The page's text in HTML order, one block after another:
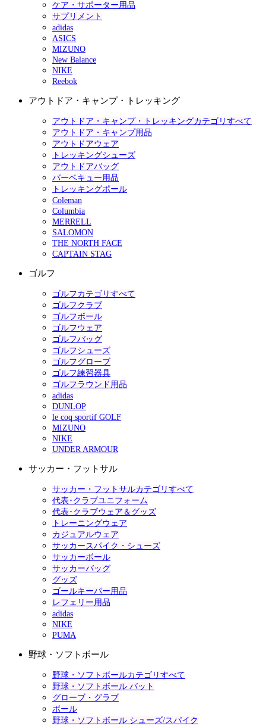
ケア・サポーター用品
サプリメント
adidas
ASICS
MIZUNO
New Balance
NIKE
Reebok
アウトドア・キャンプ・トレッキング
アウトドア・キャンプ・トレッキングカテゴリすべて
アウトドア・キャンプ用品
アウトドアウェア
トレッキングシューズ
アウトドアバッグ
バーベキュー用品
トレッキングポール
Coleman
Columbia
MERRELL
SALOMON
THE NORTH FACE
CAPTAIN STAG
ゴルフ
ゴルフカテゴリすべて
ゴルフクラブ
ゴルフボール
ゴルフウェア
ゴルフバッグ
ゴルフシューズ
ゴルフグローブ
ゴルフ練習器具
ゴルフラウンド用品
adidas
DUNLOP
le coq sportif GOLF
MIZUNO
NIKE
UNDER ARMOUR
サッカー・フットサル
サッカー・フットサルカテゴリすべて
代表･クラブユニフォーム
代表･クラブウェア＆グッズ
トレーニングウェア
カジュアルウェア
サッカースパイク・シューズ
サッカーボール
サッカーバッグ
グッズ
ゴールキーパー用品
レフェリー用品
adidas
NIKE
PUMA
野球・ソフトボール
野球・ソフトボールカテゴリすべて
野球・ソフトボール バット
グローブ・グラブ
ボール
野球・ソフトボール シューズ/スパイク